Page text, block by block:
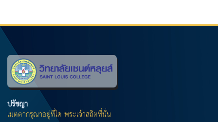
ปรัชญา
เมตตากรุณาอยู่ที่ใด พระเจ้าสถิตที่นั่น